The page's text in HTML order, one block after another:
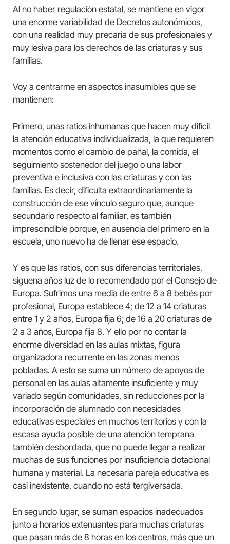
Al no haber regulación estatal, se mantiene en vigor
una enorme variabilidad de Decretos autonómicos,
con una realidad muy precaria de sus profesionales y
muy lesiva para los derechos de las criaturas y sus
familias.
Voy a centrarme en aspectos inasumibles que se
mantienen:
Primero, unas ratios inhumanas que hacen muy difícil
la atención educativa individualizada, la que requieren
momentos como el cambio de pañal, la comida, el
seguimiento sostenedor del juego o una labor
preventiva e inclusiva con las criaturas y con las
familias. Es decir, dificulta extraordinariamente la
construcción de ese vínculo seguro que, aunque
secundario respecto al familiar, es también
imprescindible porque, en ausencia del primero en la
escuela, uno nuevo ha de llenar ese espacio.
Y es que las ratios, con sus diferencias territoriales,
siguena años luz de lo recomendado por el Consejo de
Europa. Sufrimos una media de entre 6 a 8 bebés por
profesional, Europa establece 4; de 12 a 14 criaturas
entre 1 y 2 años, Europa fija 6; de 16 a 20 criaturas de
2 a 3 años, Europa fija 8. Y ello por no contar la
enorme diversidad en las aulas mixtas, figura
organizadora recurrente en las zonas menos
pobladas. A esto se suma un número de apoyos de
personal en las aulas altamente insuficiente y muy
variado según comunidades, sin reducciones por la
incorporación de alumnado con necesidades
educativas especiales en muchos territorios y con la
escasa ayuda posible de una atención temprana
también desbordada, que no puede llegar a realizar
muchas de sus funciones por insuficiencia dotacional
humana y material. La necesaria pareja educativa es
casi inexistente, cuando no está tergiversada.
En segundo lugar, se suman espacios inadecuados
junto a horarios extenuantes para muchas criaturas
que pasan más de 8 horas en los centros, más que un